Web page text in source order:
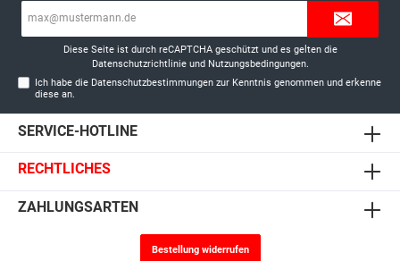
Diese Seite ist durch reCAPTCHA geschützt und es gelten die
Datenschutzrichtlinieund Nutzungsbedingungen.
Ich habe die Datenschutzbestimmungen zur Kenntnis genommen und erkenne
diese an.
SERVICE-HOTLINE
RECHTLICHES
ZAHLUNGSARTEN
Bestellung widerrufen